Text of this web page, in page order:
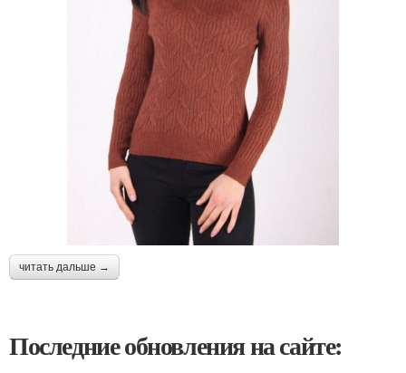
читать дальше →
Последние обновления на сайте: